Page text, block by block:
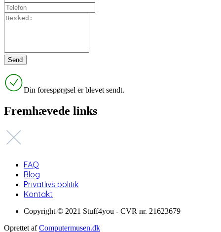
Din forespørgsel er blevet sendt.
Fremhævede links
FAQ
Blog
Privatlivs politik
Kontakt
Copyright © 2021 Stuff4you - CVR nr. 21623679
Oprettet afComputermusen.dk